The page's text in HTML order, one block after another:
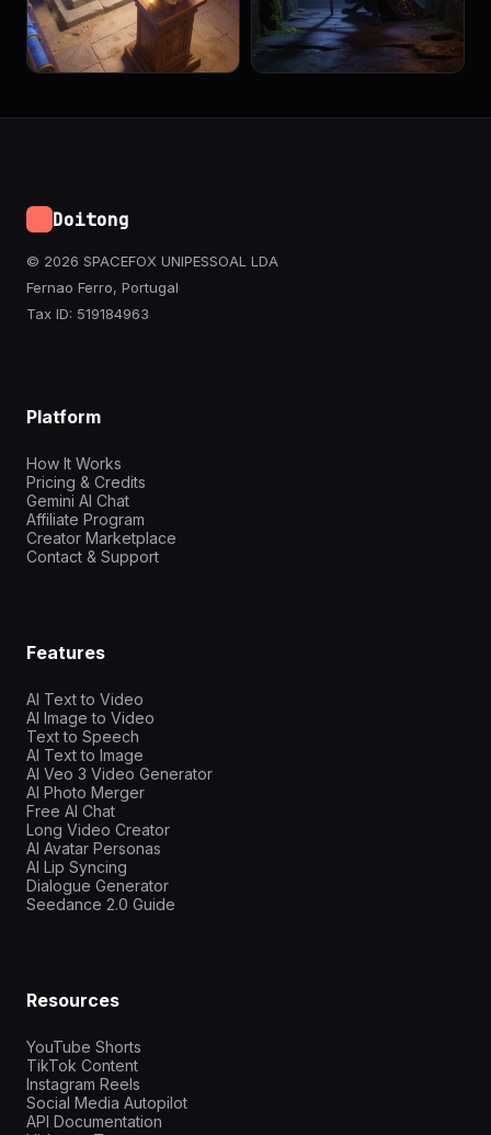
Doitong
© 2026 SPACEFOX UNIPESSOAL LDA
Fernao Ferro, Portugal
Tax ID: 519184963
Platform
How It Works
Pricing & Credits
Gemini AI Chat
Affiliate Program
Creator Marketplace
Contact & Support
Features
AI Text to Video
AI Image to Video
Text to Speech
AI Text to Image
AI Veo 3 Video Generator
AI Photo Merger
Free AI Chat
Long Video Creator
AI Avatar Personas
AI Lip Syncing
Dialogue Generator
Seedance 2.0 Guide
Resources
YouTube Shorts
TikTok Content
Instagram Reels
Social Media Autopilot
API Documentation